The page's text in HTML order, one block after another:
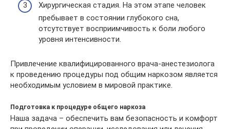
Хирургическая стадия. На этом этапе человек
пребывает в состоянии глубокого сна,
отсутствует восприимчивость к боли любого
уровня интенсивности.
Привлечение квалифицированного врача-анестезиолога
к проведению процедуры под общим наркозом является
необходимым условием в мировой практике.
Подготовка к процедуре общего наркоза
Наша задача – обеспечить вам безопасность и комфорт